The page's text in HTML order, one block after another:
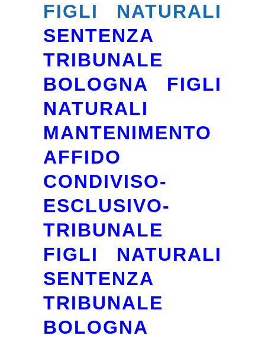
FIGLI NATURALI
SENTENZA
TRIBUNALE
BOLOGNA FIGLI
NATURALI
MANTENIMENTO
AFFIDO
CONDIVISO-
ESCLUSIVO-
TRIBUNALE
FIGLI NATURALI
SENTENZA
TRIBUNALE
BOLOGNA